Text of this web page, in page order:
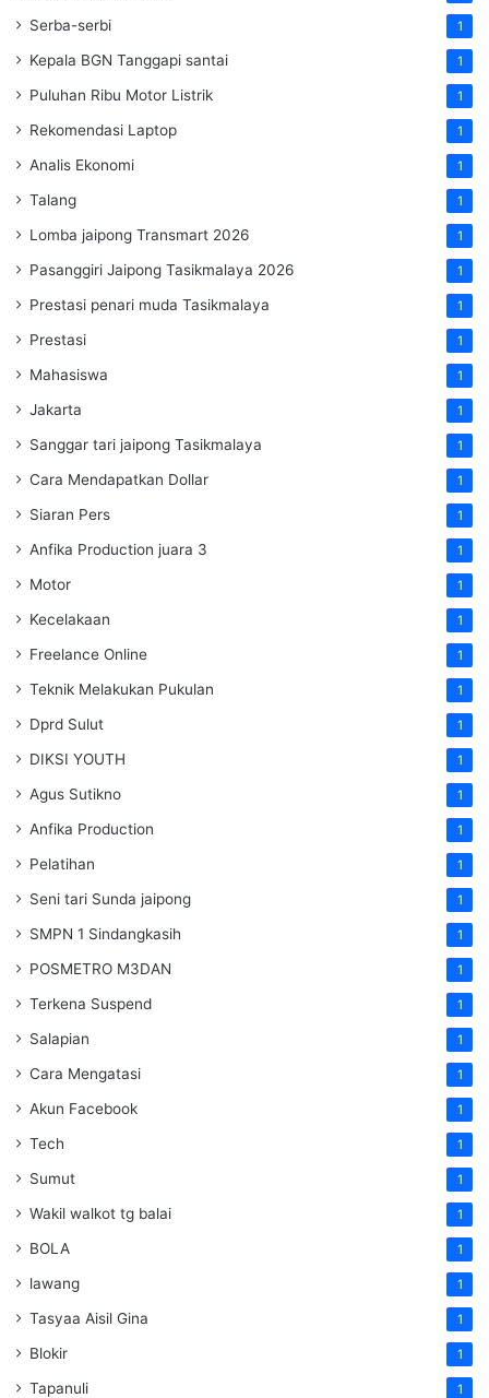
Serba-serbi 1
Kepala BGN Tanggapi santai 1
Puluhan Ribu Motor Listrik 1
Rekomendasi Laptop 1
Analis Ekonomi 1
Talang 1
Lomba jaipong Transmart 2026 1
Pasanggiri Jaipong Tasikmalaya 2026 1
Prestasi penari muda Tasikmalaya 1
Prestasi 1
Mahasiswa 1
Jakarta 1
Sanggar tari jaipong Tasikmalaya 1
Cara Mendapatkan Dollar 1
Siaran Pers 1
Anfika Production juara 3 1
Motor 1
Kecelakaan 1
Freelance Online 1
Teknik Melakukan Pukulan 1
Dprd Sulut 1
DIKSI YOUTH 1
Agus Sutikno 1
Anfika Production 1
Pelatihan 1
Seni tari Sunda jaipong 1
SMPN 1 Sindangkasih 1
POSMETRO M3DAN 1
Terkena Suspend 1
Salapian 1
Cara Mengatasi 1
Akun Facebook 1
Tech 1
Sumut 1
Wakil walkot tg balai 1
BOLA 1
lawang 1
Tasyaa Aisil Gina 1
Blokir 1
Tapanuli 1